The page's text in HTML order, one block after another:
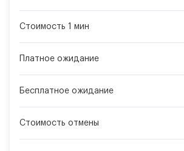
Стоимость 1 мин
Платное ожидание
Бесплатное ожидание
Стоимость отмены